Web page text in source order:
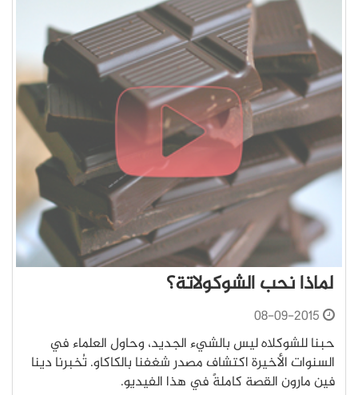
لماذا نحب الشوكولاتة؟
08-09-2015
حبنا للشوكلاه ليس بالشيء الجديد، وحاول العلماء في
السنوات الأخيرة اكتشاف مصدر شغفنا بالكاكاو. تُخبرنا دينا
فين مارون القصة كاملةً في هذا الفيديو.